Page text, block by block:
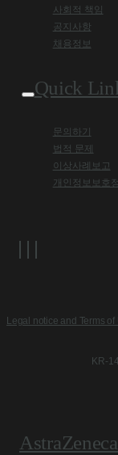
사회적 책임
공지사항
채용정보
Quick
문의하기
법적 문제
이상사례보고
개인정보보호
Legal notice and Terms of
KR-